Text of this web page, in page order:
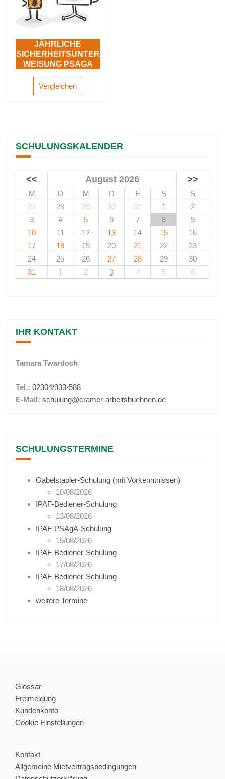
JÄHRLICHE
SICHERHEITSUNTER
WEISUNG PSAGA
Vergleichen
SCHULUNGSKALENDER
<< August 2026 >>
M D M D F S
S
27
28 29 30 31 1
2
3
4 5 6 7 8
9
10
11 12 13 14 15
16
17
18 19 20 21 22
23
24
25 26 27 28 29
30
31
1 2 3 4 5 6
IHR KONTAKT
Tamara Twardoch
Tel.: 02304/933-588
E-Mail: schulung@cramer-arbeitsbuehnen.de
SCHULUNGSTERMINE
Gabelstapler-Schulung (mit Vorkenntnissen)
10/08/2026
IPAF-Bediener-Schulung
13/08/2026
IPAF-PSAgA-Schulung
15/08/2026
IPAF-Bediener-Schulung
17/08/2026
IPAF-Bediener-Schulung
18/08/2026
weitere Termine
Glossar
Freimeldung
Kundenkonto
Cookie Einstellungen
Kontakt
Allgemeine Mietvertragsbedingungen